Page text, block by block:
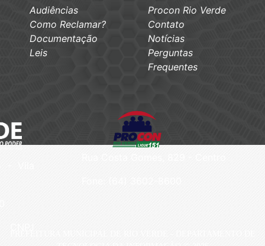
Audiências
Como Reclamar?
Documentação
Leis
Procon Rio Verde
Contato
Notícias
Perguntas
Frequentes